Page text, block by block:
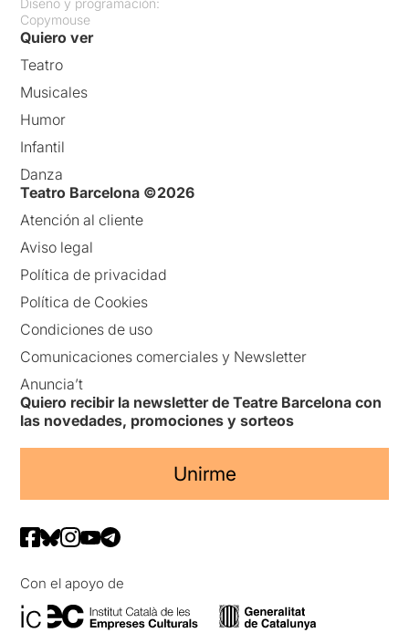
Diseño y programación:
Copymouse
Quiero ver
Teatro
Musicales
Humor
Infantil
Danza
Teatro Barcelona ©2026
Atención al cliente
Aviso legal
Política de privacidad
Política de Cookies
Condiciones de uso
Comunicaciones comerciales y Newsletter
Anuncia’t
Quiero recibir la newsletter de Teatre Barcelona con
las novedades, promociones y sorteos
Unirme
Con el apoyo de